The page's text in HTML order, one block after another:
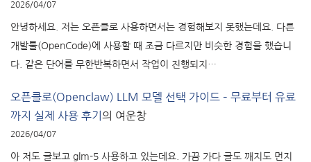
2026/04/07
안녕하세요. 저는 오픈클로 사용하면서는 경험해보지 못했는데요. 다른
개발툴(OpenCode)에 사용할 때 조금 다르지만 비슷한 경험을 했습니
다. 같은 단어를 무한반복하면서 작업이 진행되지…
오픈클로(Openclaw) LLM 모델 선택 가이드 – 무료부터 유료
까지 실제 사용 후기 의 여운창
2026/04/07
아 저도 글보고 glm-5 사용하고 있는데요. 가끔 가다 글도 깨지도 먼지